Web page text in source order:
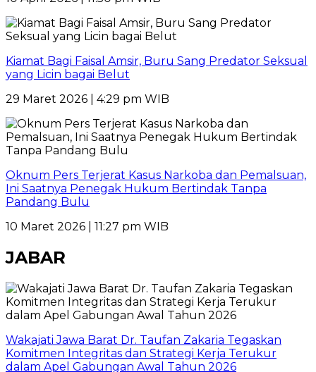
Kiamat Bagi Faisal Amsir, Buru Sang Predator Seksual
yang Licin bagai Belut
29 Maret 2026 | 4:29 pm WIB
Oknum Pers Terjerat Kasus Narkoba dan Pemalsuan,
Ini Saatnya Penegak Hukum Bertindak Tanpa
Pandang Bulu
10 Maret 2026 | 11:27 pm WIB
JABAR
Wakajati Jawa Barat Dr. Taufan Zakaria Tegaskan
Komitmen Integritas dan Strategi Kerja Terukur
dalam Apel Gabungan Awal Tahun 2026